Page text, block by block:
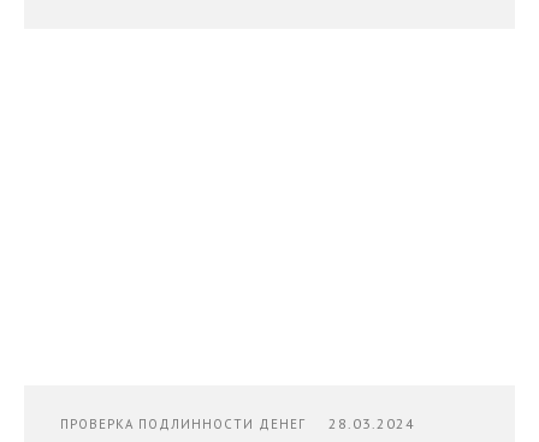
ПРОВЕРКА ПОДЛИННОСТИ ДЕНЕГ 28.03.2024